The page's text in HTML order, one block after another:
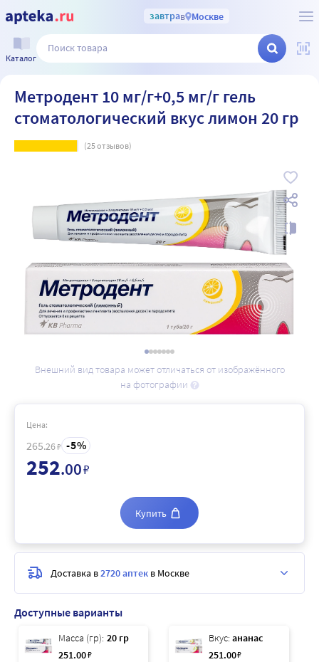
завтрав Москве
Каталог
Метродент 10 мг/г+0,5 мг/г гель
стоматологический вкус лимон 20 гр
(25отзывов)
Внешний вид товара может отличаться от изображённого
на фотографии
Доступные варианты
Масса (гр): 20 гр
251.00₽
Вкус: ананас
251.00₽
Цена:
265.26₽ 5
252.00₽
Купить
Доставка в2720 аптек в Москве